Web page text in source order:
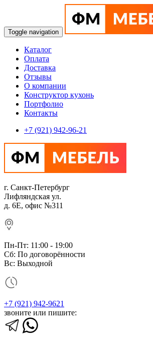
Toggle navigation
Каталог
Оплата
Доставка
Отзывы
О компании
Конструктор кухонь
Портфолио
Контакты
+7 (921) 942-96-21
г. Санкт-Петербург
Лифляндская ул.
д. 6Е, офис №311
Пн-Пт: 11:00 - 19:00
Сб: По договорённости
Вс: Выходной
+7 (921) 942-9621
звоните или пишите: